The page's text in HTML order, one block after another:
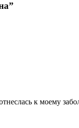
”
к моему